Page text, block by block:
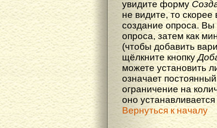
увидите форму
не видите, то скорее
создание опроса.
опроса, затем как
(чтобы добавить
щёлкните кнопку
можете установить
означает
ограничение на
оно
Вернуться к началу